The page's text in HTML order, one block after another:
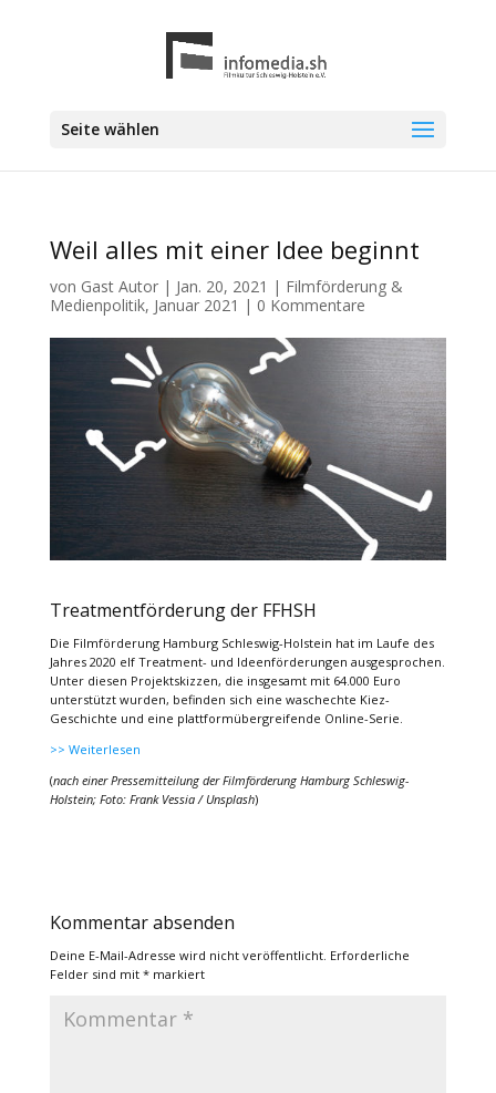
Seite wählen
Weil alles mit einer Idee beginnt
von Gast Autor| Jan. 20, 2021 | Filmförderung &
Medienpolitik, Januar 2021 | 0 Kommentare
Treatmentförderung der FFHSH
Die Filmförderung Hamburg Schleswig-Holstein hat im Laufe des
Jahres 2020 elf Treatment- und Ideenförderungen ausgesprochen.
Unter diesen Projektskizzen, die insgesamt mit 64.000 Euro
unterstützt wurden, befinden sich eine waschechte Kiez-
Geschichte und eine plattformübergreifende Online-Serie.
>> Weiterlesen
(nach einer Pressemitteilung der Filmförderung Hamburg Schleswig-
Holstein; Foto: Frank Vessia / Unsplash)
Kommentar absenden
Deine E-Mail-Adresse wird nicht veröffentlicht. Erforderliche
Felder sind mit *markiert